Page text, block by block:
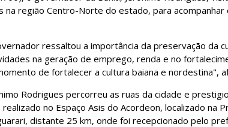
na região Centro-Norte do estado, para
ressaltou a importância da preservação da
na geração de emprego, renda e no
de fortalecer a cultura baiana e nordestina",
Rodrigues percorreu as ruas da cidade e
no Espaço Asis do Acordeon, localizado na
distante 25 km, onde foi recepcionado pelo